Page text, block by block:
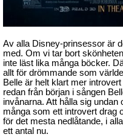
Av alla Disney-prinsessor är
med. Om vi tar bort
inte läst lika många böcker.
allt för drömmande som
Belle är helt klart mer
redan från början i sången
invånarna. Att hålla sig undan
många som ett introvert drag
för det mesta nedlåtande, i
ett antal nu.